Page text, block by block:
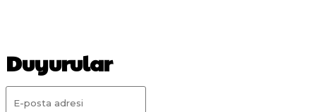
Duyurular